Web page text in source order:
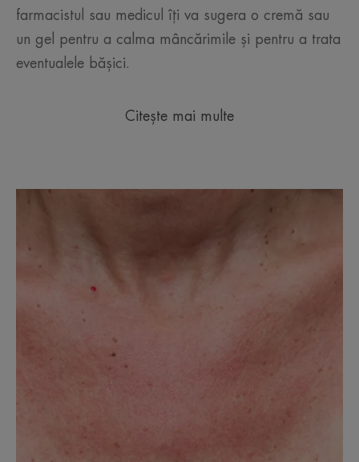
farmacistul sau medicul îți va sugera o cremă sau
un gel pentru a calma mâncărimile și pentru a trata
eventualele bășici.
Citește mai multe